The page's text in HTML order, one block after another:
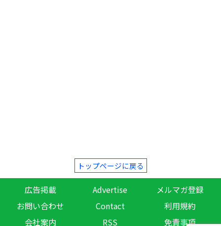
トップページに戻る
広告掲載 Advertise
メルマガ登録
お問い合わせ
Contact
利用規約
会社案内
RSS 免責事項